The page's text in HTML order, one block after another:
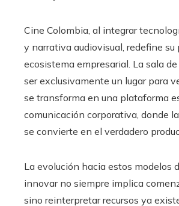
Cine Colombia, al integrar
y narrativa audiovisual, redefine su
ecosistema empresarial. La sala
ser exclusivamente un lugar para
se transforma en una plataforma
comunicación corporativa, donde
se convierte en el verdadero
La evolución hacia estos modelos
innovar no siempre implica
sino reinterpretar recursos ya